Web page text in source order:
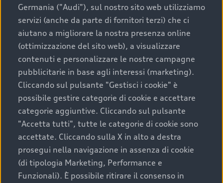
La qualità di acquistare
un’auto usata Audi
Scegliere un’auto usata è una decisione che coniuga
convenienza, affidabilità e sostenibilità. Per fare un
acquisto sicuro, è essenziale considerare aspetti
determinanti come la garanzia inclusa e l’affidabilità del
marchio. Audi offre l’auto usata perfetta tramite Audi
Prima Scelta :plus
Germania ("Audi"), sul nostro sito web utilizziamo
servizi (anche da parte di fornitori terzi) che ci
aiutano a migliorare la nostra presenza online
(ottimizzazione del sito web), a visualizzare
contenuti e personalizzare le nostre campagne
pubblicitarie in base agli interessi (marketing).
Cliccando sul pulsante "Gestisci i cookie" è
possibile gestire categorie di cookie e accettare
categorie aggiuntive. Cliccando sul pulsante
"Accetta tutti", tutte le categorie di cookie sono
accettate. Cliccando sulla X in alto a destra
prosegui nella navigazione in assenza di cookie
(di tipologia Marketing, Performance e
Funzionali). È possibile ritirare il consenso in